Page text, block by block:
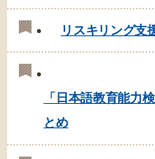
リスキリング支
「日本語教育能力
とめ